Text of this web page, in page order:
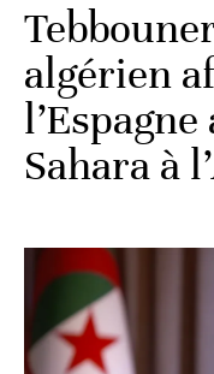
algérien
Sahara à